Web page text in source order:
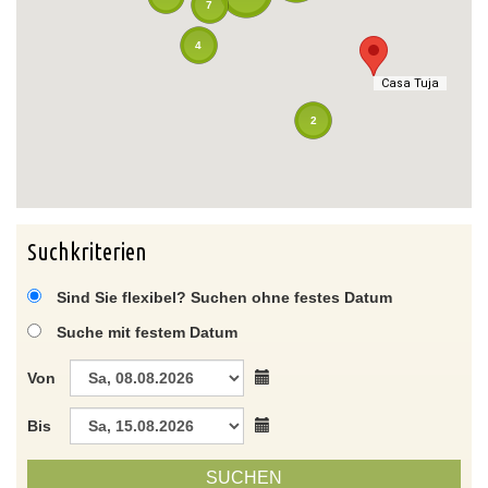
Casa Tuja
Casa Tuja
4
2
7
Suchkriterien
Sind Sie flexibel? Suchen ohne festes Datum
Suche mit festem Datum
Von
Bis
SUCHEN